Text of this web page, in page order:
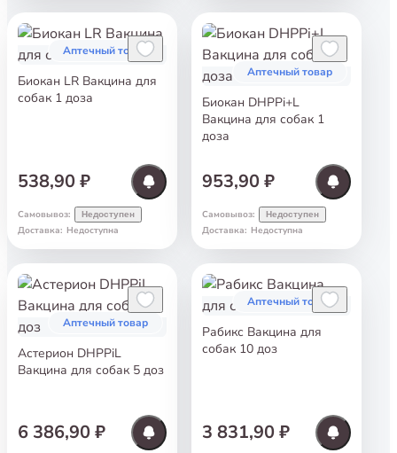
Аптечный товар
Биокан LR Вакцина для
собак 1 доза
538,90 ₽
Самовывоз: Недоступен
Доставка: Недоступна
Аптечный товар
Биокан DHPPi+L
Вакцина для собак 1
доза
953,90 ₽
Самовывоз: Недоступен
Доставка: Недоступна
Аптечный товар
Астерион DHPPiL
Вакцина для собак 5 доз
6 386,90 ₽
Аптечный товар
Рабикс Вакцина для
собак 10 доз
3 831,90 ₽